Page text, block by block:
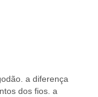
a diferença
dos fios. a